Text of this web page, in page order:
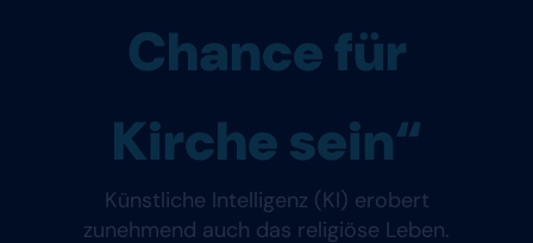
Chance für
Kirche sein“
Künstliche Intelligenz (KI) erobert
zunehmend auch das religiöse Leben.